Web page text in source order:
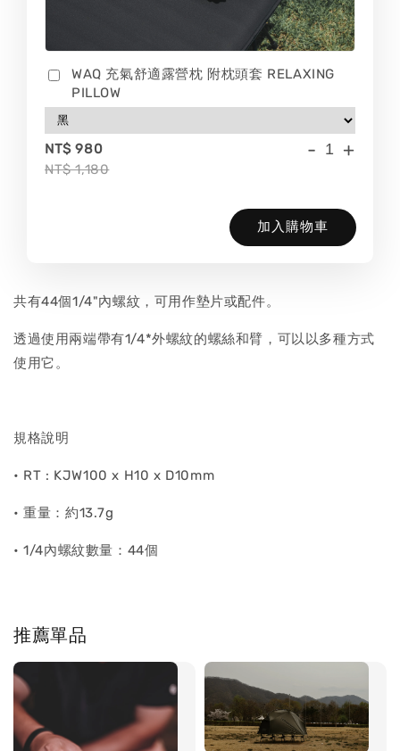
WAQ 充氣舒適露營枕 附枕頭套 RELAXING
PILLOW
NT$ 980
NT$ 1,180
- +
加入購物車
共有44個1/4"內螺紋，可用作墊片或配件。
透過使用兩端帶有1/4*外螺紋的螺絲和臂，可以以多種方式
使用它。
規格說明
• RT : KJW100 x H10 x D10mm
• 重量：約13.7g
• 1/4內螺紋數量：44個
推薦單品